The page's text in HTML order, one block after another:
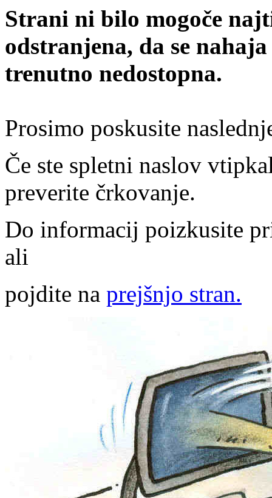
Strani ni bilo mogoče
odstranjena, da se
trenutno nedostopna.
Prosimo poskusite
Če ste spletni naslov
preverite črkovanje.
Do informacij poizkusite
ali
pojdite na prejšnjo stran.